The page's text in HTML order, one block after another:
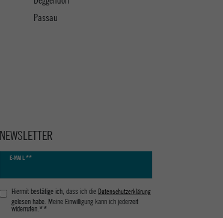
Passau
NEWSLETTER
E-MAIL **
Newsletter
Hiermit bestätige ich, dass ich die Daten­schutz­erklärung
gelesen habe. Meine Einwilligung kann ich jederzeit
widerrufen.**